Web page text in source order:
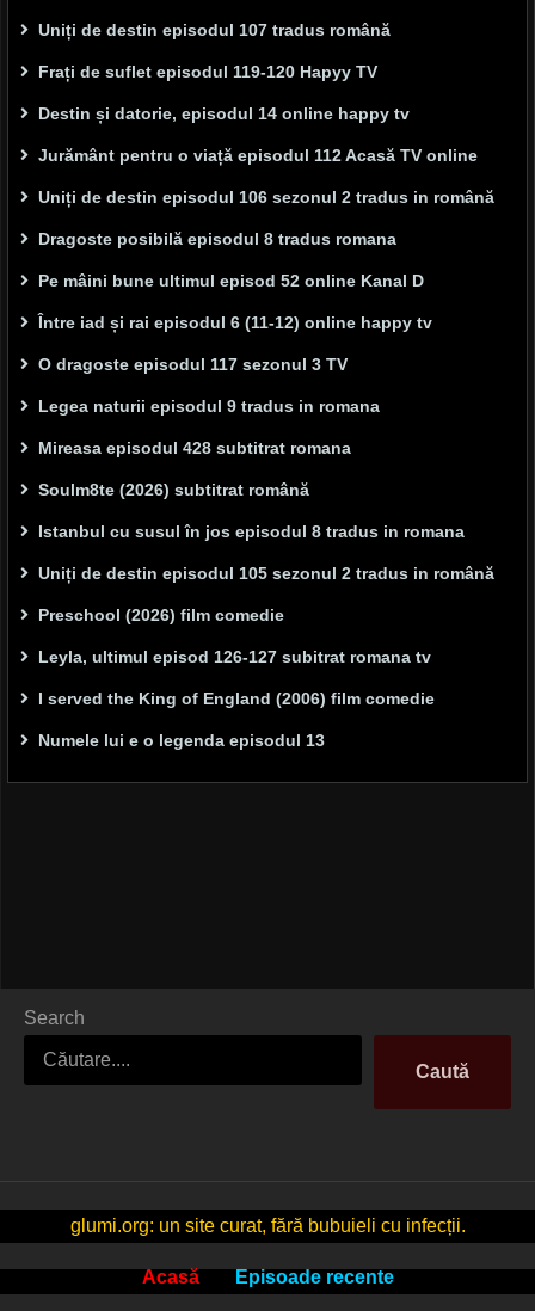
Uniți de destin episodul 107 tradus română
Frați de suflet episodul 119-120 Hapyy TV
Destin și datorie, episodul 14 online happy tv
Jurământ pentru o viață episodul 112 Acasă TV online
Uniți de destin episodul 106 sezonul 2 tradus in română
Dragoste posibilă episodul 8 tradus romana
Pe mâini bune ultimul episod 52 online Kanal D
Între iad și rai episodul 6 (11-12) online happy tv
O dragoste episodul 117 sezonul 3 TV
Legea naturii episodul 9 tradus in romana
Mireasa episodul 428 subtitrat romana
Soulm8te (2026) subtitrat română
Istanbul cu susul în jos episodul 8 tradus in romana
Uniți de destin episodul 105 sezonul 2 tradus in română
Preschool (2026) film comedie
Leyla, ultimul episod 126-127 subitrat romana tv
I served the King of England (2006) film comedie
Numele lui e o legenda episodul 13
Search
Caută
glumi.org: un site curat, fără bubuieli cu infecții.
Acasă Episoade recente